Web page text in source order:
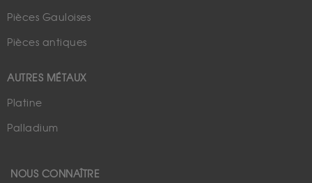
Pièces Gauloises
Pièces antiques
AUTRES MÉTAUX
Platine
Palladium
NOUS CONNAÎTRE